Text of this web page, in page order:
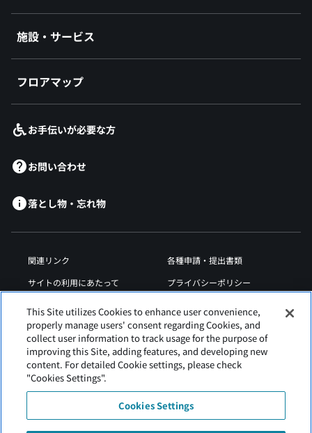
施設・サービス
フロアマップ
お手伝いが必要な方
お問い合わせ
落とし物・忘れ物
関連リンク
各種申請・提出書類
サイトの利用にあたって
プライバシーポリシー
空港規程類
ウェブアクセシビリティ方針
This Site utilizes Cookies to enhance user convenience,
properly manage users' consent regarding Cookies, and
collect user information to track usage for the purpose of
improving this Site, adding features, and developing new
content. For detailed Cookie settings, please check
"Cookies Settings".
Cookies Settings